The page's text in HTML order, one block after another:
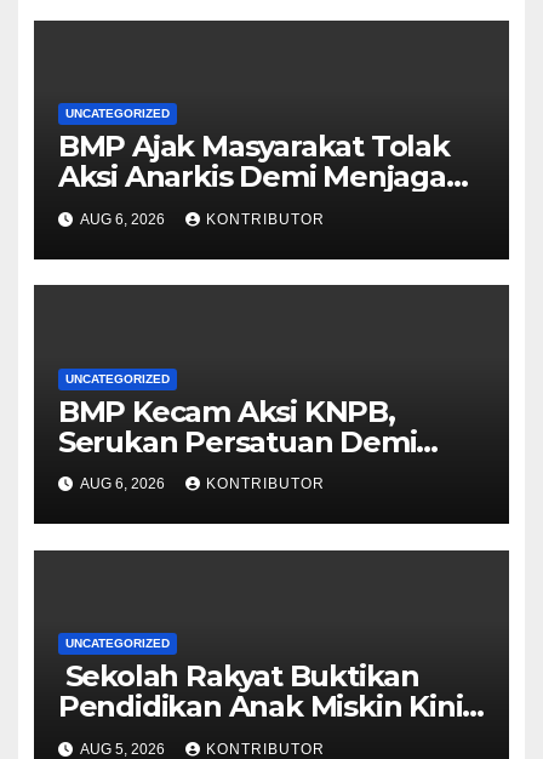
UNCATEGORIZED
BMP Ajak Masyarakat Tolak
Aksi Anarkis Demi Menjaga
Keamanan dan
Pembangunan Papua
AUG 6, 2026 KONTRIBUTOR
UNCATEGORIZED
BMP Kecam Aksi KNPB,
Serukan Persatuan Demi
Papua yang Kondusif
AUG 6, 2026 KONTRIBUTOR
UNCATEGORIZED
Sekolah Rakyat Buktikan
Pendidikan Anak Miskin Kini
Menjadi Prioritas Negara
AUG 5, 2026 KONTRIBUTOR